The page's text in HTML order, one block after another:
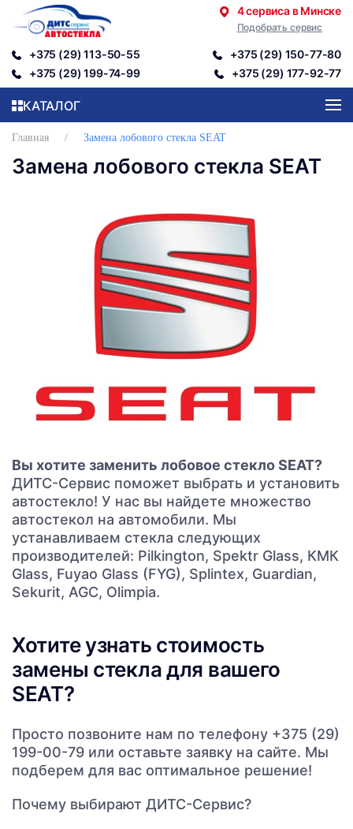
4 сервиса в Минске
Подобрать сервис
+375 (29) 113-50-55
+375 (29) 199-74-99
+375 (29) 150-77-80
+375 (29) 177-92-77
КАТАЛОГ
Замена лобового стекла SEAT
Вы хотите заменить лобовое стекло SEAT?
ДИТС-Сервис поможет выбрать и установить
автостекло! У нас вы найдете множество
автостекол на автомобили. Мы
устанавливаем стекла следующих
производителей: Pilkington, Spektr Glass, КМК
Glass, Fuyao Glass (FYG), Splintex, Guardian,
Sekurit, AGC, Olimpia.
Хотите узнать стоимость
замены стекла для вашего
SEAT?
Просто позвоните нам по телефону +375 (29)
199-00-79 или оставьте заявку на сайте. Мы
подберем для вас оптимальное решение!
Почему выбирают ДИТС-Сервис?
Главная Замена лобового стекла SEAT